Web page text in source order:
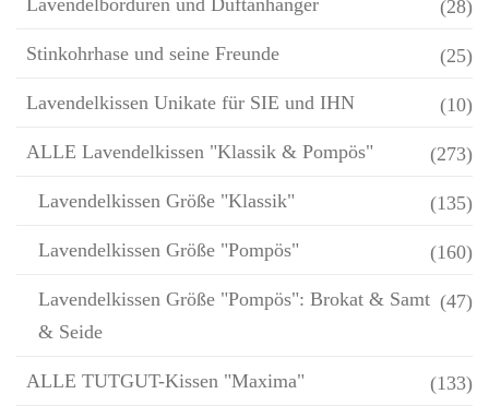
Lavendelbordüren und Duftanhänger (28)
Stinkohrhase und seine Freunde (25)
Lavendelkissen Unikate für SIE und IHN (10)
ALLE Lavendelkissen "Klassik & Pompös" (273)
Lavendelkissen Größe "Klassik" (135)
Lavendelkissen Größe "Pompös" (160)
Lavendelkissen Größe "Pompös": Brokat & Samt
& Seide
(47)
ALLE TUTGUT-Kissen "Maxima" (133)